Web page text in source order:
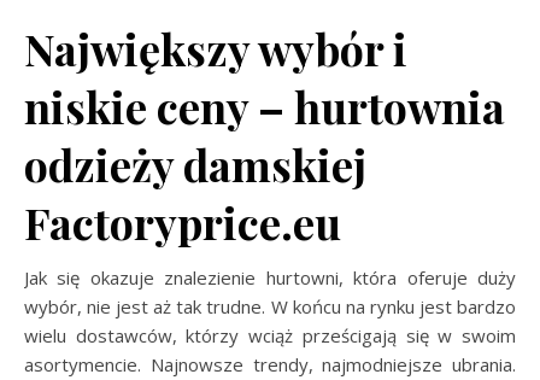
Największy wybór i
niskie ceny – hurtownia
odzieży damskiej
Factoryprice.eu
Jak się okazuje znalezienie hurtowni, która oferuje duży
wybór, nie jest aż tak trudne. W końcu na rynku jest bardzo
wielu dostawców, którzy wciąż prześcigają się w swoim
asortymencie. Najnowsze trendy, najmodniejsze ubrania.